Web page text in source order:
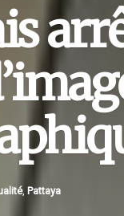
, Pattaya